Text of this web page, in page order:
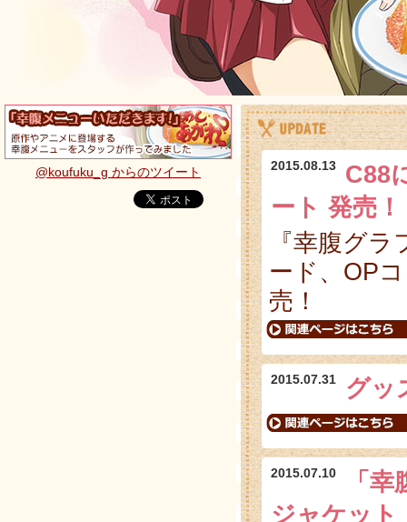
2015.08.13
C88
ート 発売！
『幸腹グ
ード、OP
売！
2015.07.31 グッ
2015.07.10
「
ジャケット
@koufuku_g からのツイート